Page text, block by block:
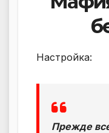
Настройка:
Прежде